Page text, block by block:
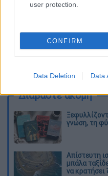
user protection.
CONFIRM
Data Deletion Data
Διαβάστε ακόμη
γνώση, τη
Απίστευτη
μπάλα
να κρατήσει